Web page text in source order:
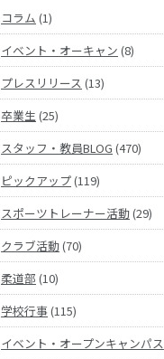
コラム (1)
イベント・オーキャン (8)
プレスリリース (13)
卒業生(25)
スタッフ・教員BLOG (470)
ピックアップ(119)
スポーツトレーナー活動(29)
クラブ活動(70)
柔道部 (10)
学校行事(115)
イベント・オープンキャンパス